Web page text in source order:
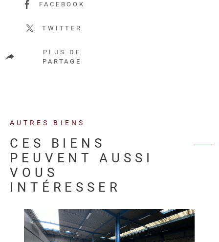
FACEBOOK
TWITTER
PLUS DE
PARTAGE
AUTRES BIENS
CES BIENS
PEUVENT AUSSI
VOUS
INTÉRESSER